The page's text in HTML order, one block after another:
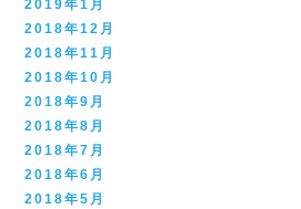
2019年1月
2018年12月
2018年11月
2018年10月
2018年9月
2018年8月
2018年7月
2018年6月
2018年5月